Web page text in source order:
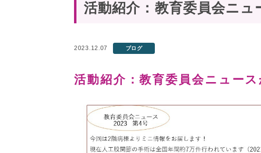
活動紹介：教育委員会ニュ
2023.12.07 ブログ
活動紹介：教育委員会ニュー